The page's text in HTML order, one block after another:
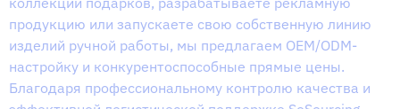
продукцию или запускаете свою собственную линию
изделий ручной работы, мы предлагаем OEM/ODM-
настройку и конкурентоспособные прямые цены.
Благодаря профессиональному контролю качества и